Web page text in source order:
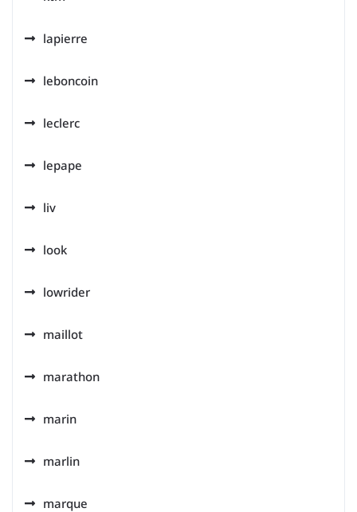
lapierre
leboncoin
leclerc
lepape
liv
look
lowrider
maillot
marathon
marin
marlin
marque